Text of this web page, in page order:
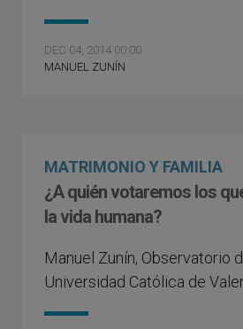
DEC 04, 2014 00:00
MANUEL ZUNÍN
MATRIMONIO Y FAMILIA
¿A quién votaremos los
la vida humana?
Manuel Zunín, Observatorio
Universidad Católica de